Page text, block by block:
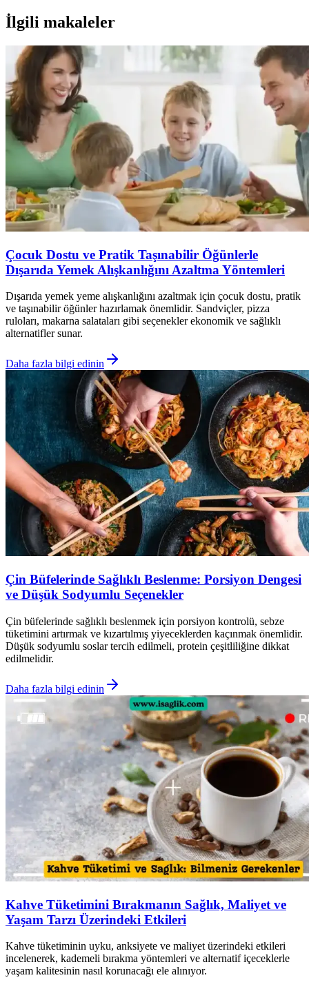
İlgili makaleler
Çocuk Dostu ve Pratik Taşınabilir Öğünlerle
Dışarıda Yemek Alışkanlığını Azaltma Yöntemleri
Dışarıda yemek yeme alışkanlığını azaltmak için çocuk dostu, pratik
ve taşınabilir öğünler hazırlamak önemlidir. Sandviçler, pizza
ruloları, makarna salataları gibi seçenekler ekonomik ve sağlıklı
alternatifler sunar.
Daha fazla bilgi edinin
Çin Büfelerinde Sağlıklı Beslenme: Porsiyon Dengesi
ve Düşük Sodyumlu Seçenekler
Çin büfelerinde sağlıklı beslenmek için porsiyon kontrolü, sebze
tüketimini artırmak ve kızartılmış yiyeceklerden kaçınmak önemlidir.
Düşük sodyumlu soslar tercih edilmeli, protein çeşitliliğine dikkat
edilmelidir.
Daha fazla bilgi edinin
Kahve Tüketimini Bırakmanın Sağlık, Maliyet ve
Yaşam Tarzı Üzerindeki Etkileri
Kahve tüketiminin uyku, anksiyete ve maliyet üzerindeki etkileri
incelenerek, kademeli bırakma yöntemleri ve alternatif içeceklerle
yaşam kalitesinin nasıl korunacağı ele alınıyor.